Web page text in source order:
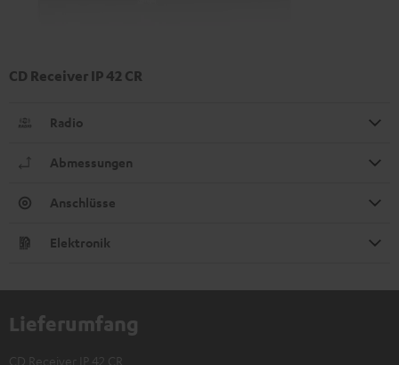
CD Receiver IP 42 CR
Radio
Abmessungen
Anschlüsse
Elektronik
Lieferumfang
CD Receiver IP 42 CR